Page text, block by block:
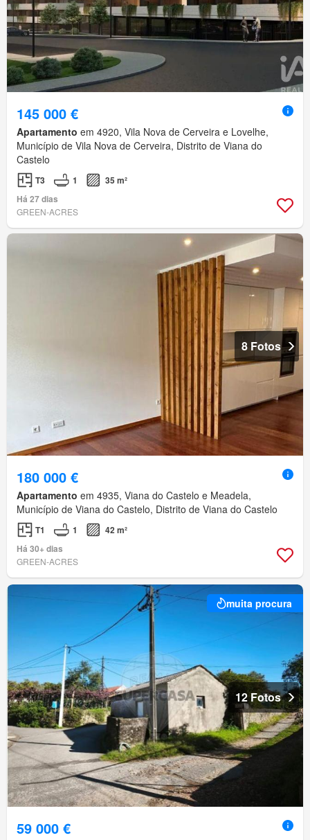
145 000 €
Apartamento em 4920, Vila Nova de Cerveira e Lovelhe,
Município de Vila Nova de Cerveira, Distrito de Viana do
Castelo
T3 1
35 m²
Há 27 dias
GREEN-ACRES
8 Fotos
180 000 €
Apartamento em 4935, Viana do Castelo e Meadela,
Município de Viana do Castelo, Distrito de Viana do Castelo
T1 1
42 m²
Há 30+ dias
GREEN-ACRES
muita procura
12 Fotos
59 000 €